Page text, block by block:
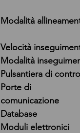
Modalità
Velocità
Modalità
Pulsantiera di
Porte di
comunicazione
Database
Moduli elettronici